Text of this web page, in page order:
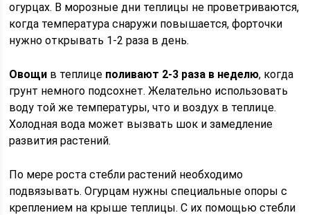
огурцах. В морозные дни теплицы не проветриваются,
когда температура снаружи повышается, форточки
нужно открывать 1-2 раза в день.
Овощи в теплице поливают 2-3 раза в неделю, когда
грунт немного подсохнет. Желательно использовать
воду той же температуры, что и воздух в теплице.
Холодная вода может вызвать шок и замедление
развития растений.
По мере роста стебли растений необходимо
подвязывать. Огурцам нужны специальные опоры с
креплением на крыше теплицы. С их помощью стебли